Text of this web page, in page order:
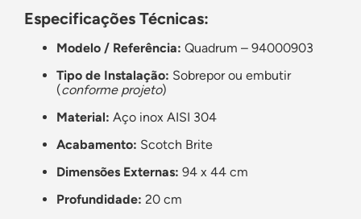
Especificações Técnicas:
Modelo / Referência: Quadrum – 94000903
Tipo de Instalação: Sobrepor ou embutir
(conforme projeto)
Material: Aço inox AISI 304
Acabamento: Scotch Brite
Dimensões Externas: 94 x 44 cm
Profundidade: 20 cm